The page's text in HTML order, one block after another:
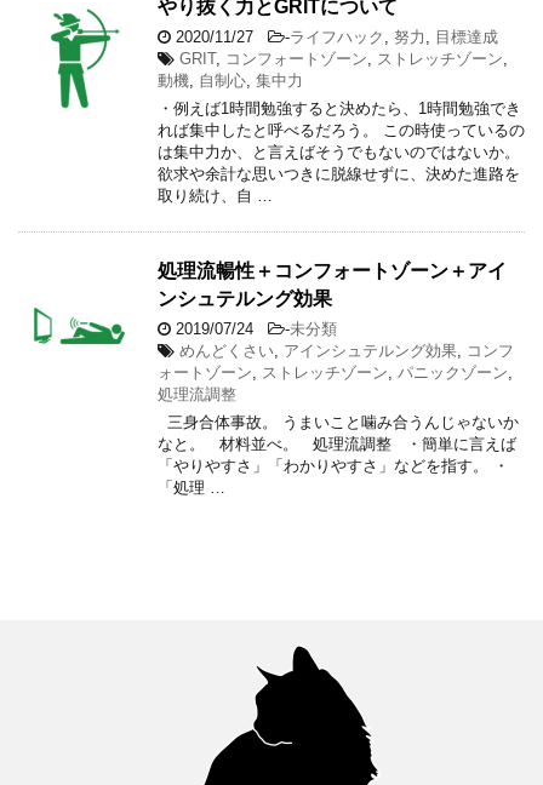
やり抜く力とGRITについて
2020/11/27 -ライフハック 努力
目標達成
GRIT, コンフォートゾーン ストレッチゾーン
動機 自制心 集中力
・例えば1時間勉強すると決めたら、1時間勉強でき
れば集中したと呼べるだろう。 この時使っているの
は集中力か、と言えばそうでもないのではないか。
欲求や余計な思いつきに脱線せずに、決めた進路を
取り続け、自 …
処理流暢性＋コンフォートゾーン＋アイ
ンシュテルング効果
2019/07/24 -未分類
めんどくさい アインシュテルング効果
コンフ
ォートゾーン
ストレッチゾーン パニックゾーン
処理流調整
三身合体事故。 うまいこと噛み合うんじゃないか
なと。 材料並べ。 処理流調整 ・簡単に言えば
「やりやすさ」「わかりやすさ」などを指す。 ・
「処理 …